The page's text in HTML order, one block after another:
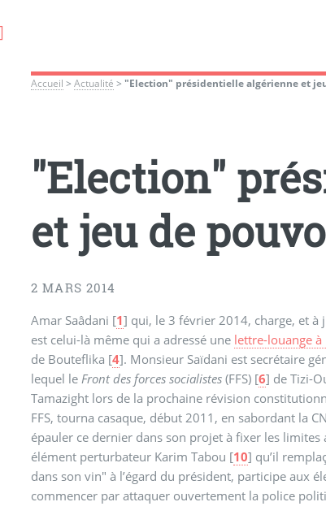
Accueil >Actualité >"Election" présidentielle algérienne et
"Election"
et jeu de
2 MARS 2014
Amar Saâdani [1] qui, le 3 février 2014, charge, et
est celui-là même qui a adressé une lettre-louange
de Bouteflika [4]. Monsieur Saïdani est secrétaire
lequel le Front des forces socialistes (FFS) [6] de Tizi-
Tamazight lors de la prochaine révision
FFS, tourna casaque, début 2011, en sabordant la
épauler ce dernier dans son projet à fixer les limites
élément perturbateur Karim Tabou [10] qu’il
dans son vin" à l’égard du président, participe aux
commencer par attaquer ouvertement la police